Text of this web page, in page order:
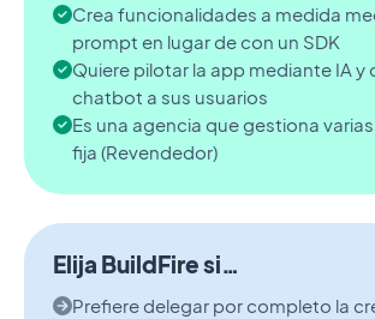
Crea funcionalidades a medida
prompt en lugar de con un SDK
Quiere pilotar la app mediante IA y
chatbot a sus usuarios
Es una agencia que gestiona
fija (Revendedor)
Elija BuildFire si…
Prefiere delegar por completo la